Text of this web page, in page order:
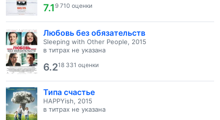
7.19 710 оценки
Любовь без обязательств
Sleeping with Other People, 2015
в титрах не указана
6.218 331 оценки
Типа счастье
HAPPYish, 2015
в титрах не указана